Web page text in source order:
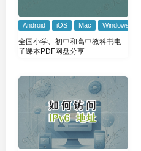
Android iOS Mac Windows
全国小学、初中和高中教科书电
子课本PDF网盘分享